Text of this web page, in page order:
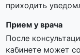
приходить
Прием у врача
После
кабинете может